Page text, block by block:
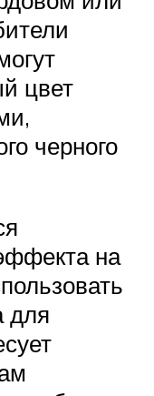
цвет
черного
на
для